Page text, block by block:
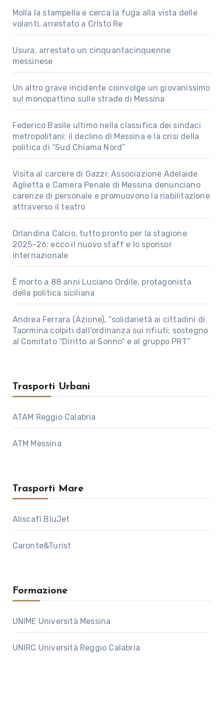
Molla la stampella e cerca la fuga alla vista delle
volanti, arrestato a Cristo Re
Usura, arrestato un cinquantacinquenne
messinese
Un altro grave incidente coinvolge un giovanissimo
sul monopattino sulle strade di Messina
Federico Basile ultimo nella classifica dei sindaci
metropolitani: il declino di Messina e la crisi della
politica di “Sud Chiama Nord”
Visita al carcere di Gazzi: Associazione Adelaide
Aglietta e Camera Penale di Messina denunciano
carenze di personale e promuovono la riabilitazione
attraverso il teatro
Orlandina Calcio, tutto pronto per la stagione
2025–26: ecco il nuovo staff e lo sponsor
internazionale
È morto a 88 anni Luciano Ordile, protagonista
della politica siciliana
Andrea Ferrara (Azione), “solidarietà ai cittadini di
Taormina colpiti dall’ordinanza sui rifiuti; sostegno
al Comitato “Diritto al Sonno” e al gruppo PRT”
Trasporti Urbani
ATAM Reggio Calabria
ATM Messina
Trasporti Mare
Aliscafi BluJet
Caronte&Turist
Formazione
UNIME Università Messina
UNIRC Università Reggio Calabria